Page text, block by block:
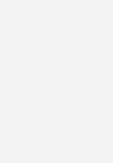
mit breiter